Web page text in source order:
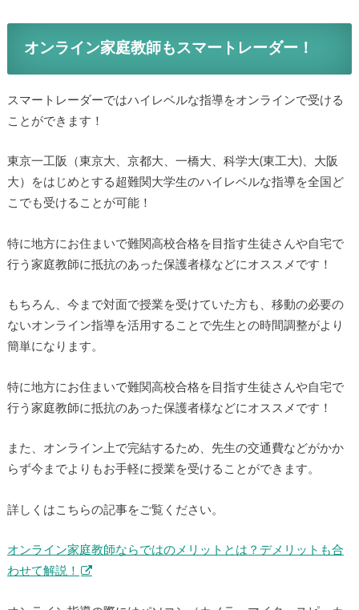
オンライン家庭教師もスマートレーダー！
スマートレーダーではハイレベルな指導をオンラインで受ける
ことができます！
東京一工阪（東京大、京都大、一橋大、科学大(東工大)、大阪
大）をはじめとする超難関大学生のハイレベルな指導を全国ど
こでも受けることが可能！
特に地方にお住まいで難関高校合格を目指す生徒さんや自宅で
行う家庭教師に抵抗のあった保護者様などにオススメです！
もちろん、今まで対面で授業を受けていた方も、移動の必要の
ないオンライン指導を活用することで先生との時間調整がより
簡単になります。
特に地方にお住まいで難関高校合格を目指す生徒さんや自宅で
行う家庭教師に抵抗のあった保護者様などにオススメです！
また、オンライン上で完結するため、先生の交通費などがかか
らず今までよりもお手軽に授業を受けることができます。
詳しくはこちらの記事をご覧ください。
オンライン家庭教師ならではのメリットとは？デメリットも合
わせて解説！